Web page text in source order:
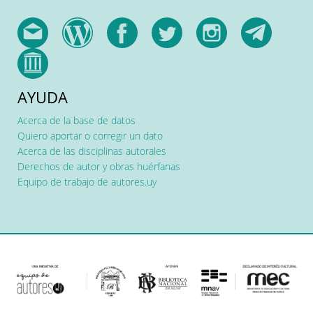
AYUDA
Acerca de la base de datos
Quiero aportar o corregir un dato
Acerca de las disciplinas autorales
Derechos de autor y obras huérfanas
Equipo de trabajo de autores.uy